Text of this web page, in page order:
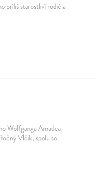
príliš starostliví rodičia
Wolfganga Amadea
Vĺčik, spolu so